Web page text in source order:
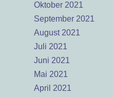
Oktober 2021
September 2021
August 2021
Juli 2021
Juni 2021
Mai 2021
April 2021